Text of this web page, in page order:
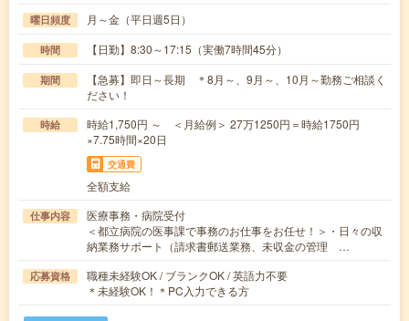
曜日頻度 月～金（平日週5日）
時間 【日勤】8:30～17:15（実働7時間45分）
期間
【急募】即日～長期 ＊8月～、9月～、10月～勤務ご相談く
ださい！
時給
時給1,750円 ～ ＜月給例＞ 27万1250円＝時給1750円
×7.75時間×20日
交通費
全額支給
仕事内容
医療事務・病院受付
＜都立病院の医事課で事務のお仕事をお任せ！＞・日々の収
納業務サポート（請求書郵送業務、未収金の管理 …
応募資格
職種未経験OK / ブランクOK / 英語力不要
＊未経験OK！＊PC入力できる方